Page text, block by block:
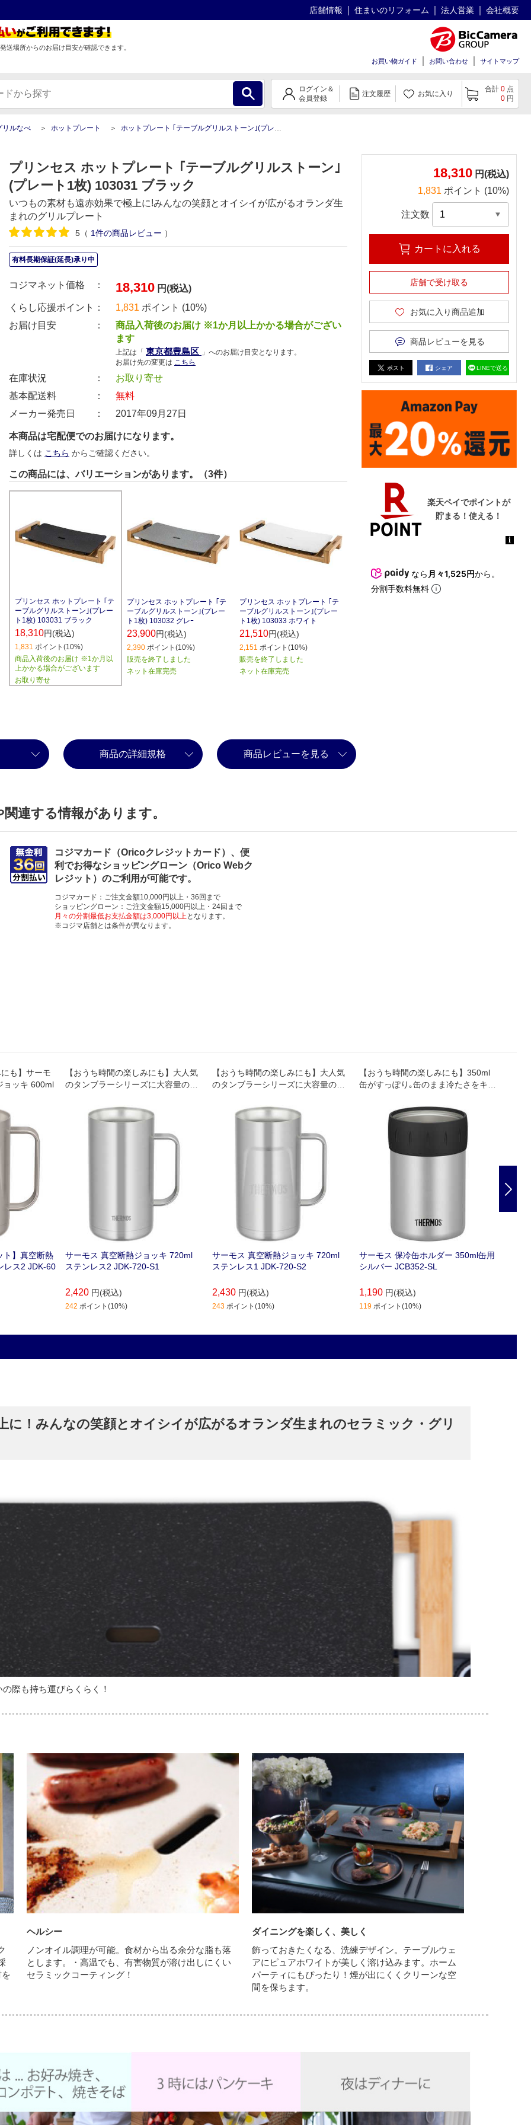
店舗情報 住まいのリフォーム 法人営業 会社概要
送場所からのお届け目安が確認できます。
お買い物ガイド
お問い合わせ サイトマップ
ログイン＆
会員登録
注文履歴 お気に入り
合計 0 点
0 円
リルなべ ホットプレート ホットプレート ｢テーブルグリルストーン｣(プレート1枚)
プリンセス ホットプレート ｢テーブルグリルストーン｣
(プレート1枚) 103031 ブラック
いつもの素材も遠赤効果で極上に!みんなの笑顔とオイシイが広がるオランダ生
まれのグリルプレート
5 （ 1件の商品レビュー ）
有料長期保証(延長)承り中
コジマネット価格 ： 18,310 円(税込)
くらし応援ポイント：
1,831 ポイント (10%)
お届け目安 ：
商品入荷後のお届け ※1か月以上かかる場合がござい
ます
上記は「 東京都豊島区 」へのお届け目安となります。
お届け先の変更は こちら
在庫状況 ：
お取り寄せ
基本配送料 ：
無料
メーカー発売日 ：
2017年09月27日
本商品は宅配便でのお届けになります。
詳しくは こちら からご確認ください。
この商品には、バリエーションがあります。（3件）
プリンセス ホットプレート ｢テ
ーブルグリルストーン｣(プレー
ト1枚) 103031 ブラック
18,310円(税込)
1,831 ポイント(10%)
商品入荷後のお届け ※1か月以
上かかる場合がございます
お取り寄せ
プリンセス ホットプレート ｢テ
ーブルグリルストーン｣(プレー
ト1枚) 103032 グレｰ
23,900円(税込)
2,390 ポイント(10%)
販売を終了しました
ネット在庫完売
プリンセス ホットプレート ｢テ
ーブルグリルストーン｣(プレー
ト1枚) 103033 ホワイト
21,510円(税込)
2,151 ポイント(10%)
販売を終了しました
ネット在庫完売
18,310 円(税込)
1,831 ポイント (10%)
注文数
カートに入れる
店舗で受け取る
お気に入り商品追加
商品レビューを見る
ポスト シェア LINEで送る
なら 月々1,525円から。
分割手数料無料
商品の詳細規格 商品レビューを見る
連する情報があります。
コジマカード（Oricoクレジットカード）、便
利でお得なショッピングローン（Orico Webク
レジット）のご利用が可能です。
コジマカード：ご注文金額10,000円以上・36回まで
ショッピングローン：ご注文金額15,000円以上・24回まで
月々の分割最低お支払金額は3,000円以上となります。
※コジマ店舗とは条件が異なります。
も】サーモ
ョッキ 600ml
ト】真空断熱
レス2 JDK-60
【おうち時間の楽しみにも】大人気
のタンブラーシリーズに大容量のジ
サーモス 真空断熱ジョッキ 720ml
ステンレス2 JDK-720-S1
2,420 円(税込)
242 ポイント(10%)
【おうち時間の楽しみにも】大人気
のタンブラーシリーズに大容量のジ
サーモス 真空断熱ジョッキ 720ml
ステンレス1 JDK-720-S2
2,430 円(税込)
243 ポイント(10%)
【おうち時間の楽しみにも】350ml
缶がすっぽり｡缶のまま冷たさをキー
サーモス 保冷缶ホルダー 350ml缶用
シルバー JCB352-SL
1,190 円(税込)
119 ポイント(10%)
に！みんなの笑顔とオイシイが広がるオランダ生まれのセラミック・グリ
際も持ち運びらくらく！
ヘルシー
ノンオイル調理が可能。食材から出る余分な脂も落
とします。・高温でも、有害物質が溶け出しにくい
セラミックコーティング！
ダイニングを楽しく、美しく
飾っておきたくなる、洗練デザイン。テーブルウェ
アにピュアホワイトが美しく溶け込みます。ホーム
パーティにもぴったり！煙が出にくくクリーンな空
間を保ちます。